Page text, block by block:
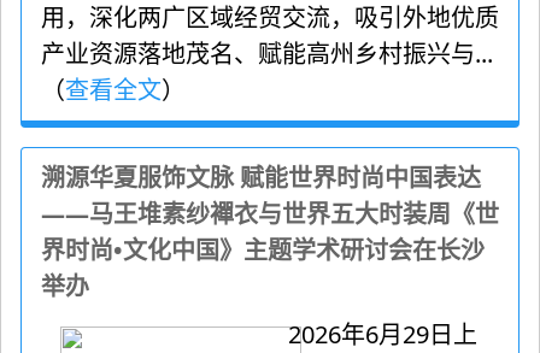
用，深化两广区域经贸交流，吸引外地优质
产业资源落地茂名、赋能高州乡村振兴与...
（查看全文）
溯源华夏服饰文脉 赋能世界时尚中国表达
——马王堆素纱襌衣与世界五大时装周《世
界时尚•文化中国》主题学术研讨会在长沙
举办
2026年6月29日上